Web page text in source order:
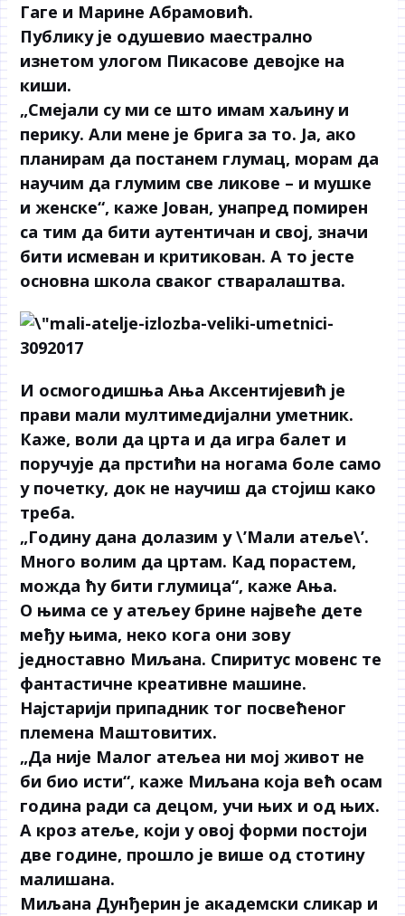
Гаге и Марине Абрамовић.
Публику је одушевио маестрално
изнетом улогом Пикасове девојке на
киши.
„Смејали су ми се што имам хаљину и
перику. Али мене је брига за то. Ја, ако
планирам да постанем глумац, морам да
научим да глумим све ликове – и мушке
и женске“, каже Јован, унапред помирен
са тим да бити аутентичан и свој, значи
бити исмеван и критикован. А то јесте
основна школа сваког стваралаштва.
И осмогодишња Ања Аксентијевић је
прави мали мултимедијални уметник.
Каже, воли да црта и да игра балет и
поручује да прстићи на ногама боле само
у почетку, док не научиш да стојиш како
треба.
„Годину дана долазим у \’Мали атеље\’.
Много волим да цртам. Кад порастем,
можда ћу бити глумица“, каже Ања.
О њима се у атељеу брине највеће дете
међу њима, неко кога они зову
једноставно Миљана. Спиритус мовенс те
фантастичне креативне машине.
Најстарији припадник тог посвећеног
племена Маштовитих.
„Да није Малог атељеа ни мој живот не
би био исти“, каже Миљана која већ осам
година ради са децом, учи њих и од њих.
А кроз атеље, који у овој форми постоји
две године, прошло је више од стотину
малишана.
Миљана Дунђерин је академски сликар и